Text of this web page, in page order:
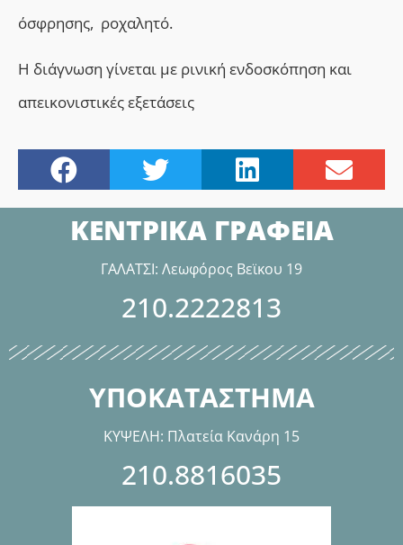
όσφρησης, ροχαλητό.
Η διάγνωση γίνεται με ρινική ενδοσκόπηση και
απεικονιστικές εξετάσεις
ΚΕΝΤΡΙΚΑ ΓΡΑΦΕΙΑ
ΓΑΛΑΤΣΙ: Λεωφόρος Βεϊκου 19
210.2222813
ΥΠΟΚΑΤΑΣΤΗΜΑ
ΚΥΨΕΛΗ: Πλατεία Κανάρη 15
210.8816035